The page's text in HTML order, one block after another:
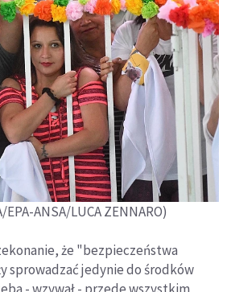
EPA-ANSA/LUCA ZENNARO)
że "bezpieczeństwa
sprowadzać jedynie do środków